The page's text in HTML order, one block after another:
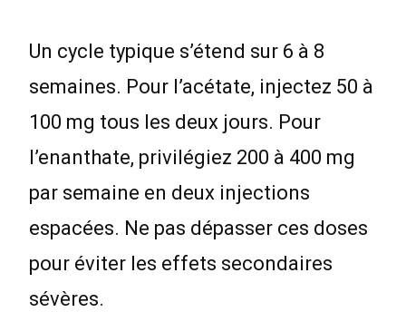
Un cycle typique s’étend sur 6 à 8
semaines. Pour l’acétate, injectez 50 à
100 mg tous les deux jours. Pour
l’enanthate, privilégiez 200 à 400 mg
par semaine en deux injections
espacées. Ne pas dépasser ces doses
pour éviter les effets secondaires
sévères.